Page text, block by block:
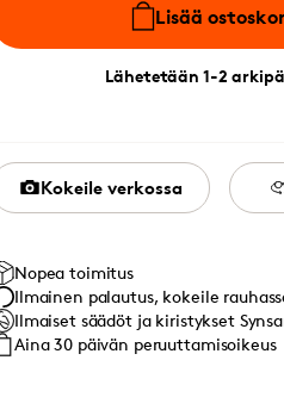
Lisää
Lähetetään 1-2
Kokeile verkossa
Nopea toimitus
Ilmainen palautus, kokeile
Ilmaiset säädöt ja kiristykset
Aina 30 päivän peruuttamisoikeus